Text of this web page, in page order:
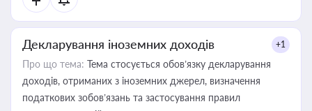
Декларування іноземних доходів +1
Про що тема: Тема стосується обов’язку декларування
доходів, отриманих з іноземних джерел, визначення
податкових зобов’язань та застосування правил